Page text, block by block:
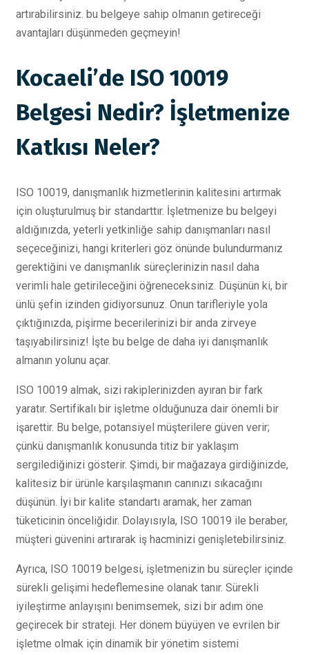
artırabilirsiniz. bu belgeye sahip olmanın getireceği
avantajları düşünmeden geçmeyin!
Kocaeli’de ISO 10019
Belgesi Nedir? İşletmenize
Katkısı Neler?
ISO 10019, danışmanlık hizmetlerinin kalitesini artırmak
için oluşturulmuş bir standarttır. İşletmenize bu belgeyi
aldığınızda, yeterli yetkinliğe sahip danışmanları nasıl
seçeceğinizi, hangi kriterleri göz önünde bulundurmanız
gerektiğini ve danışmanlık süreçlerinizin nasıl daha
verimli hale getirileceğini öğreneceksiniz. Düşünün ki, bir
ünlü şefin izinden gidiyorsunuz. Onun tarifleriyle yola
çıktığınızda, pişirme becerilerinizi bir anda zirveye
taşıyabilirsiniz! İşte bu belge de daha iyi danışmanlık
almanın yolunu açar.
ISO 10019 almak, sizi rakiplerinizden ayıran bir fark
yaratır. Sertifikalı bir işletme olduğunuza dair önemli bir
işarettir. Bu belge, potansiyel müşterilere güven verir;
çünkü danışmanlık konusunda titiz bir yaklaşım
sergilediğinizi gösterir. Şimdi, bir mağazaya girdiğinizde,
kalitesiz bir ürünle karşılaşmanın canınızı sıkacağını
düşünün. İyi bir kalite standartı aramak, her zaman
tüketicinin önceliğidir. Dolayısıyla, ISO 10019 ile beraber,
müşteri güvenini artırarak iş hacminizi genişletebilirsiniz.
Ayrıca, ISO 10019 belgesi, işletmenizin bu süreçler içinde
sürekli gelişimi hedeflemesine olanak tanır. Sürekli
iyileştirme anlayışını benimsemek, sizi bir adım öne
geçirecek bir strateji. Her dönem büyüyen ve evrilen bir
işletme olmak için dinamik bir yönetim sistemi